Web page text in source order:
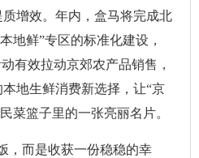
增效。年内，盒马将完成北
地鲜”专区的标准化建设，
有效拉动京郊农产品销售，
地生鲜消费新选择，让“京
菜篮子里的一张亮丽名片。
而是收获一份稳稳的幸